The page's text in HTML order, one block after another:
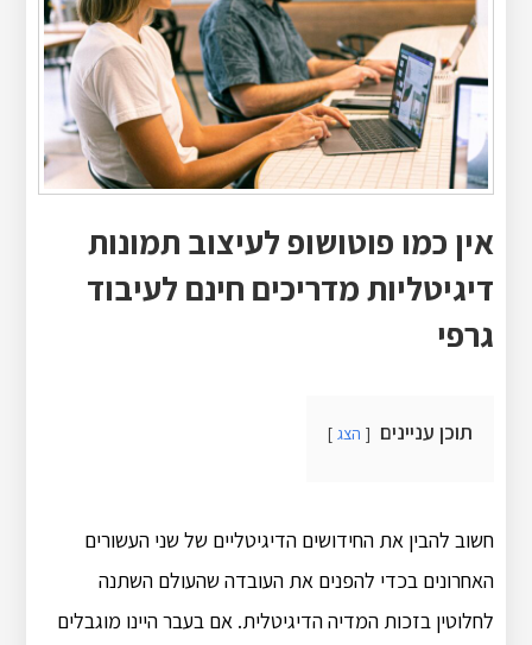
אין כמו פוטושופ לעיצוב תמונות
דיגיטליות מדריכים חינם לעיבוד
גרפי
תוכן עניינים הצג
חשוב להבין את החידושים הדיגיטליים של שני העשורים
האחרונים בכדי להפנים את העובדה שהעולם השתנה
לחלוטין בזכות המדיה הדיגיטלית. אם בעבר היינו מוגבלים